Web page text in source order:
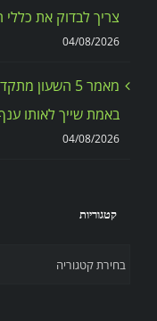
צריך לבדוק את
04/08/2026
מאמר 5
באמת שייך לאותו
04/08/2026
קטגוריות
קטגוריות